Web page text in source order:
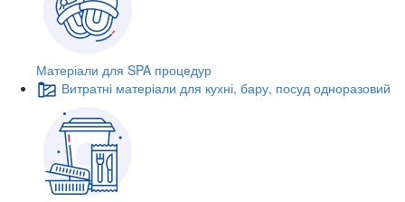
Матеріали для SPA процедур
Витратні матеріали для кухні, бару, посуд одноразовий